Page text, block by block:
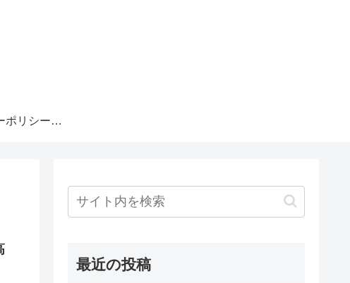
プライバシーポリシー・運営者情報
最近の投稿